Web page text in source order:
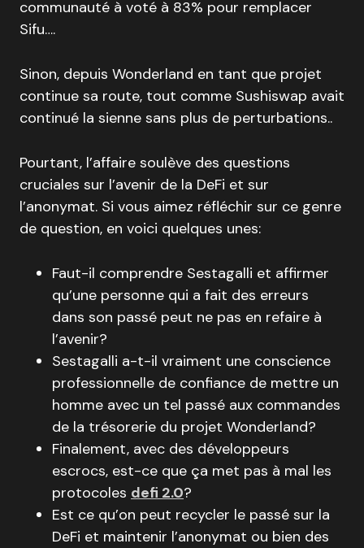
communauté à voté à 83% pour remplacer
Sifu….
Sinon, depuis Wonderland en tant que projet
continue sa route, tout comme Sushiswap avait
continué la sienne sans plus de perturbations..
Pourtant, l’affaire soulève des questions
cruciales sur l’avenir de la DeFi et sur
l’anonymat. Si vous aimez réfléchir sur ce genre
de question, en voici quelques unes:
Faut-il comprendre Sestagalli et affirmer
qu’une personne qui a fait des erreurs
dans son passé peut ne pas en refaire à
l’avenir?
Sestagalli a-t-il vraiment une conscience
professionnelle de confiance de mettre un
homme avec un tel passé aux commandes
de la trésorerie du projet Wonderland?
Finalement, avec des développeurs
escrocs, est-ce que ça met pas à mal les
protocoles defi 2.0?
Est ce qu’on peut recycler le passé sur la
DeFi et maintenir l’anonymat ou bien des